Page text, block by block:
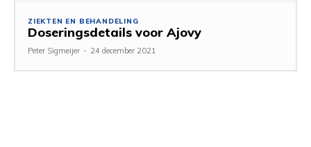
ZIEKTEN EN BEHANDELING
Doseringsdetails voor Ajovy
Peter Sigmeijer - 24 december 2021